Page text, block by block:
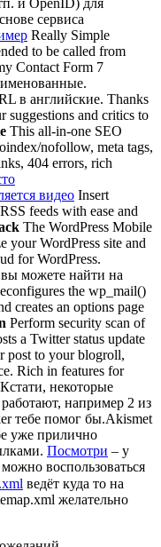
и OpenID) для
сервиса
Really Simple
to be called from
Contact Form 7
в английские. Thanks
suggestions and critics to
This all-in-one SEO
nofollow, meta tags,
404 errors, rich
видео Insert
feeds with ease and
The WordPress Mobile
your WordPress site and
for WordPress.
можете найти на
the wp_mail()
creates an options page
Perform security scan of
a Twitter status update
post to your blogroll,
Rich in features for
Кстати, некоторые
например 2 из
тебе помог бы.Akismet
уже прилично
Посмотри – у
воспользоваться
ведёт куда то на
желательно